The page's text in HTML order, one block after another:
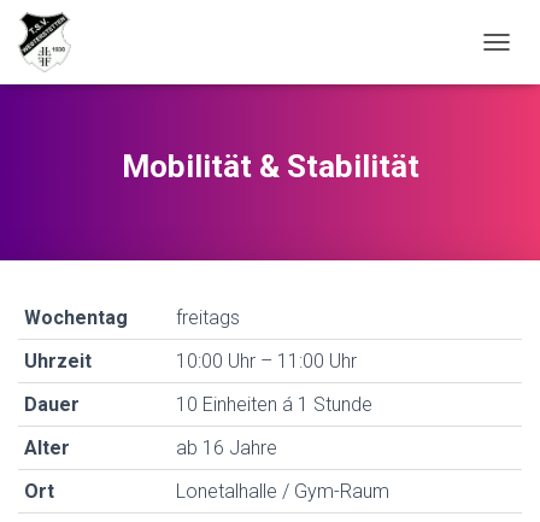
A
S
H
L
E
Mobilität & Stabilität
Wochentag
freitags
Uhrzeit
10:00 Uhr – 11:00 Uhr
Dauer
10 Einheiten á 1 Stunde
Alter
ab 16 Jahre
Ort
Lonetalhalle / Gym-Raum